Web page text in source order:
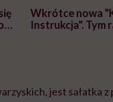
Wkrótce nowa
Instrukcja". Tym
jest sałatka